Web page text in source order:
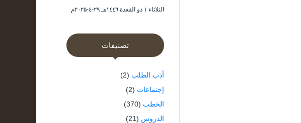
الثلاثاء ۱ ذو القعدة ۱٤٤٦هـ ۲۹-٤-۲۰۲۵م
تصنيفات
أدب الطلب (2)
إجتماعات (2)
الخطب (370)
الدروس (21)